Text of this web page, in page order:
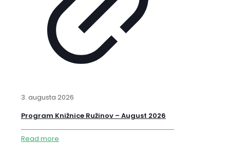
3. augusta 2026
Program Knižnice Ružinov – August 2026
Read more